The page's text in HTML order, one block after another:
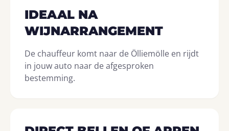
IDEAAL NA
WIJNARRANGEMENT
De chauffeur komt naar de Ölliemölle en rijdt
in jouw auto naar de afgesproken
bestemming.